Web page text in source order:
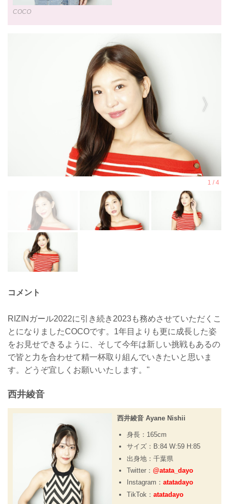
COCO
コメント
RIZINガール2022に引き続き2023も務めさせていただくこ
とになりましたCOCOです。1年目よりも更に成長した姿
をお見せできるように、そして今年は新しい挑戦もあるの
で皆と力を合わせて精一杯取り組んでいきたいと思いま
す。どうぞ宜しくお願いいたします。"
西井綾音
西井綾音 Ayane Nishii
身長：165cm
サイズ：B:84 W:59 H:85
出身地：千葉県
Twitter： @atata_dayo
Instagram： atatadayo
TikTok： atatadayo